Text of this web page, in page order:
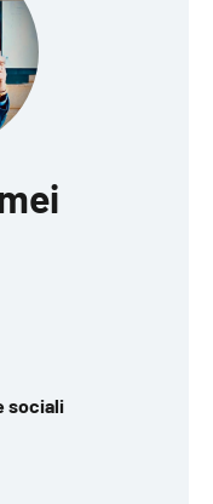
sociali